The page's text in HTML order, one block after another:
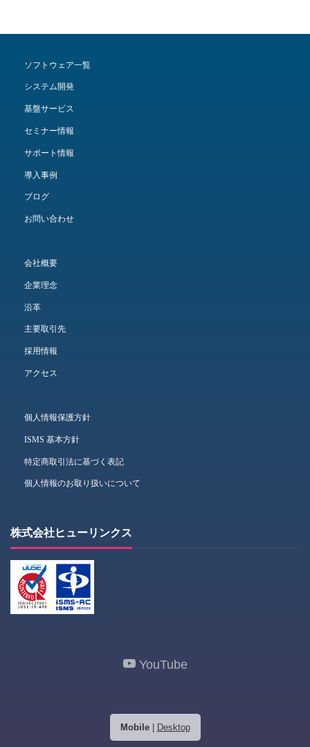
ソフトウェア一覧
システム開発
基盤サービス
セミナー情報
サポート情報
導入事例
ブログ
お問い合わせ
会社概要
企業理念
沿革
主要取引先
採用情報
アクセス
個人情報保護方針
ISMS 基本方針
特定商取引法に基づく表記
個人情報のお取り扱いについて
株式会社ヒューリンクス
YouTube
Mobile| Desktop